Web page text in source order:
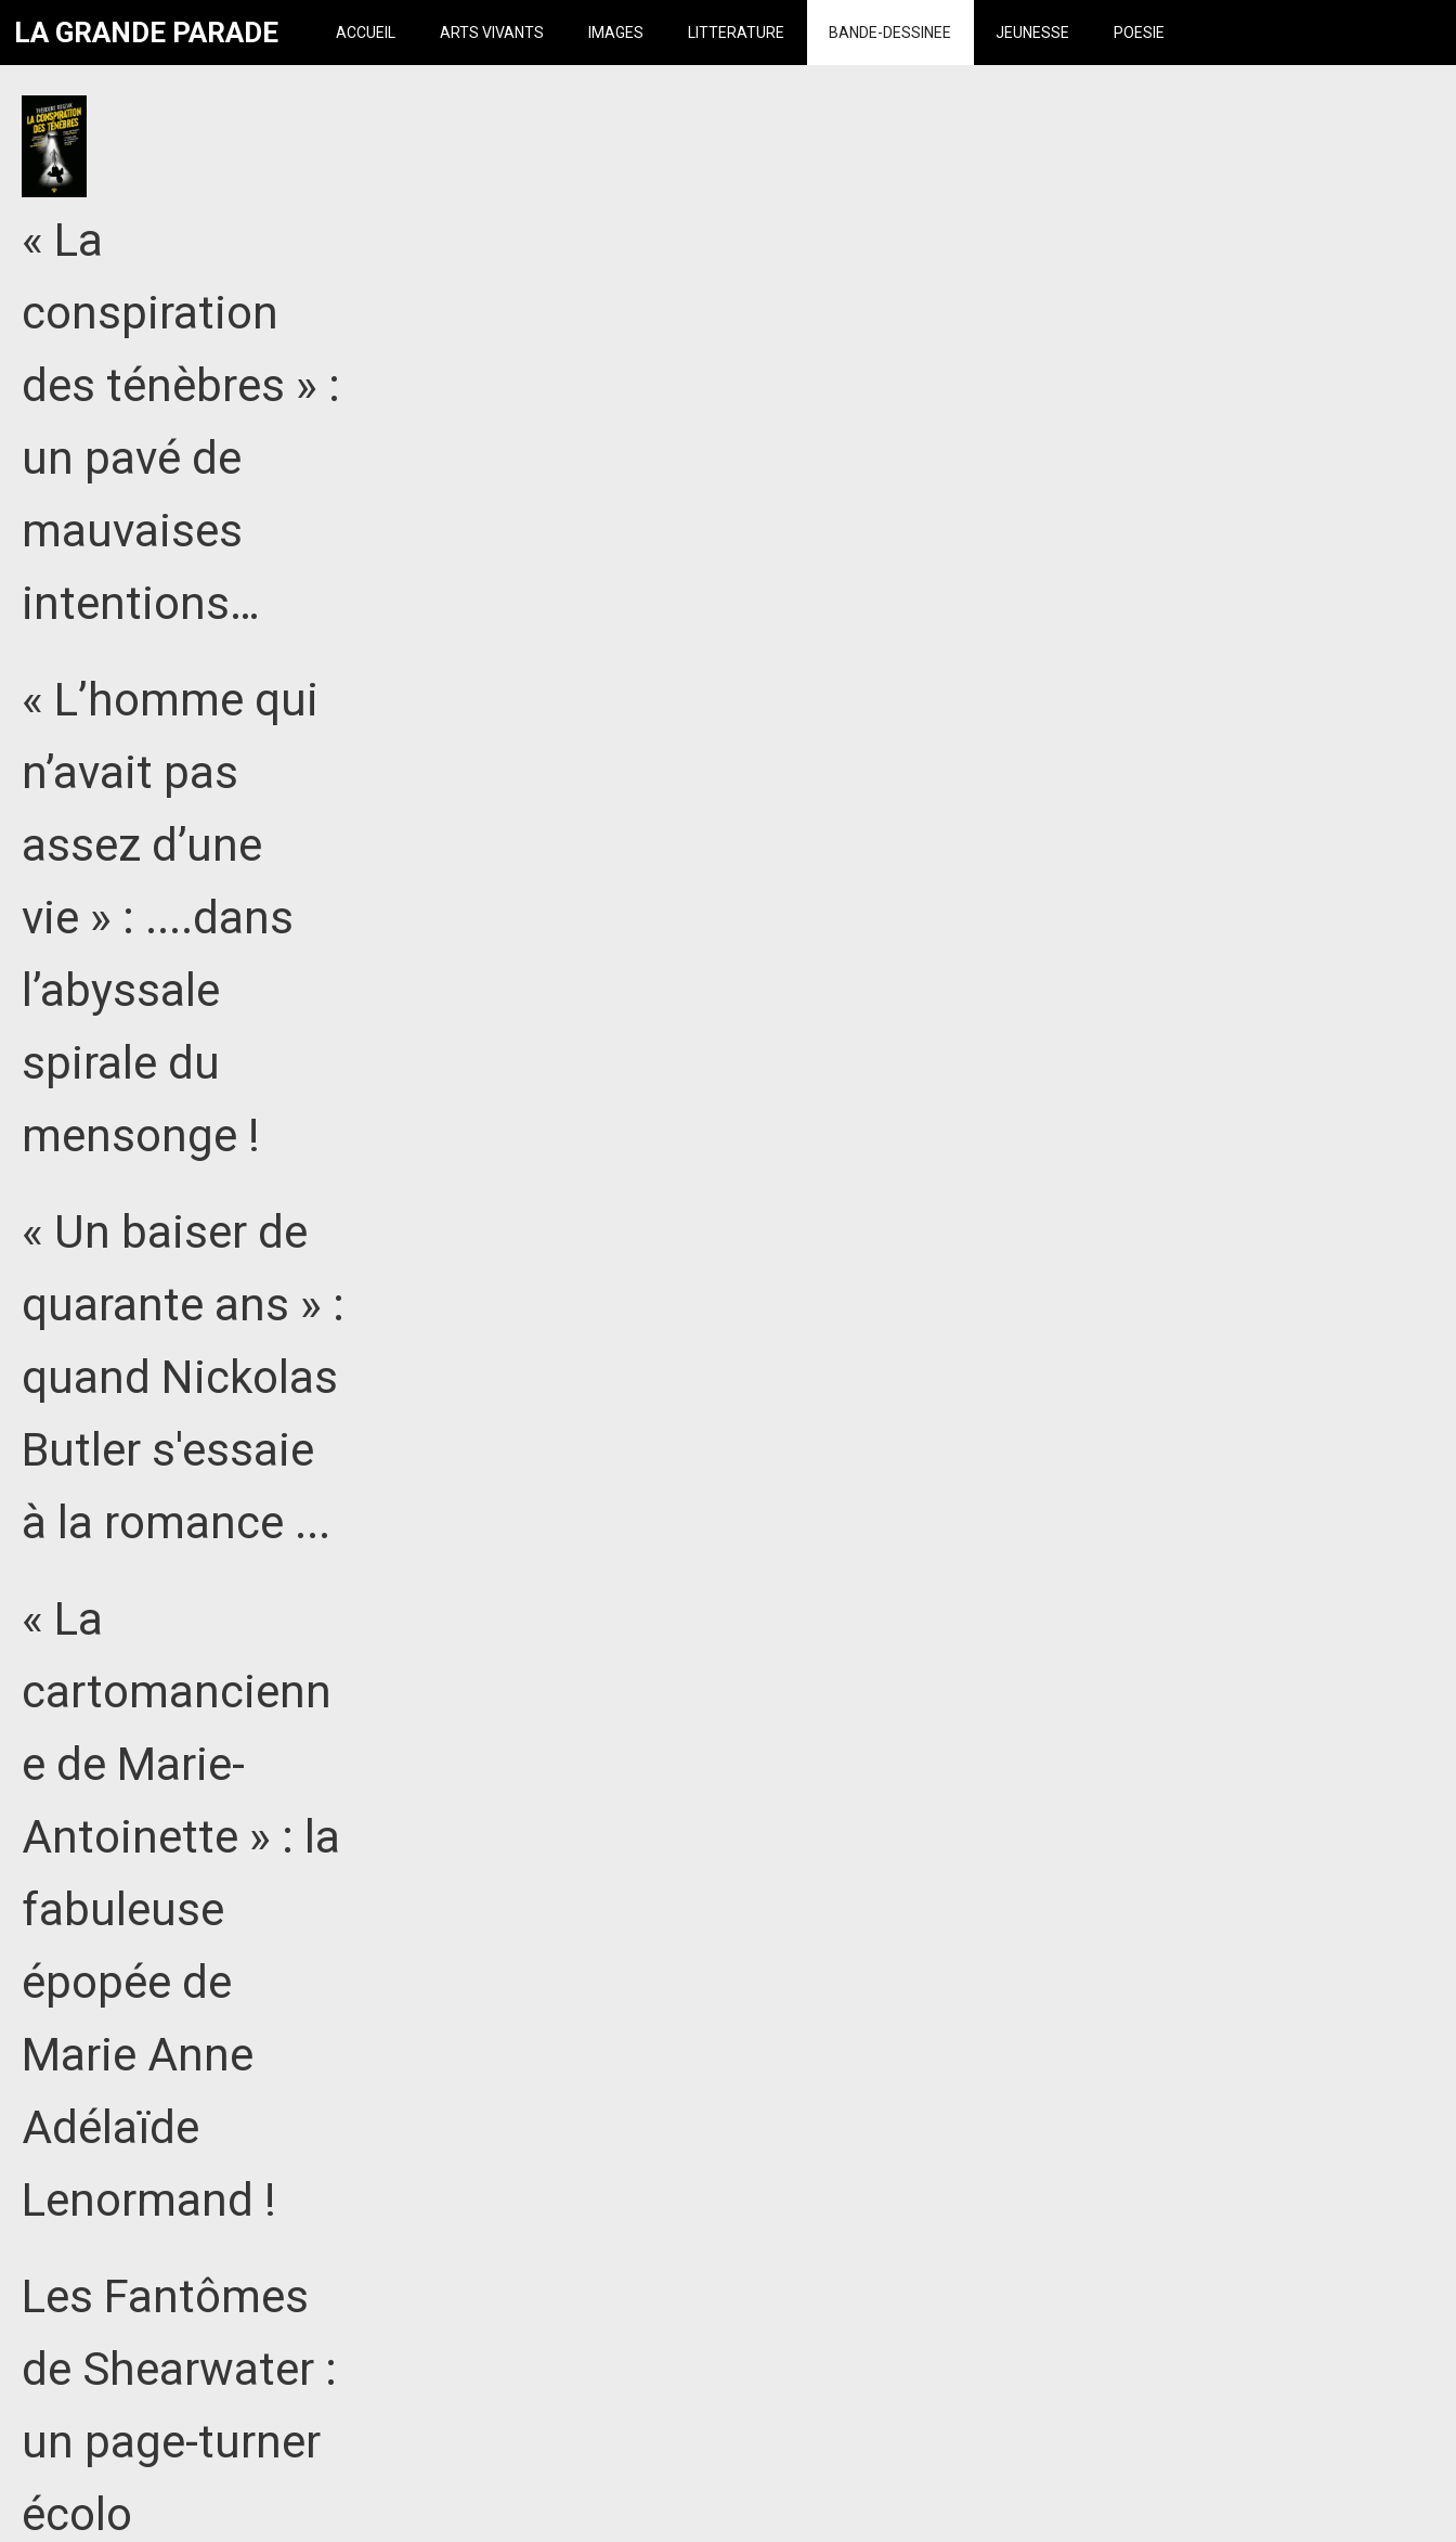
LA GRANDE PARADE ACCUEIL ARTS VIVANTS IMAGES LITTERATURE BANDE-DESSINEE JEUNESSE POESIE
« La
conspiration
des ténèbres » :
un pavé de
mauvaises
intentions…
« L’homme qui
n’avait pas
assez d’une
vie » : ....dans
l’abyssale
spirale du
mensonge !
« Un baiser de
quarante ans » :
quand Nickolas
Butler s'essaie
à la romance ...
« La
cartomancienn
e de Marie-
Antoinette » : la
fabuleuse
épopée de
Marie Anne
Adélaïde
Lenormand !
Les Fantômes
de Shearwater :
un page-turner
écolo